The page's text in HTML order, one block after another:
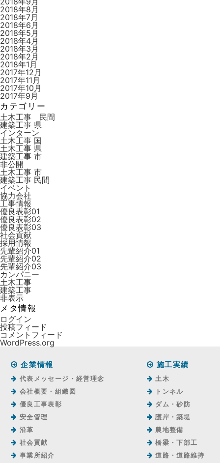
2018年8月
2018年7月
2018年6月
2018年5月
2018年4月
2018年3月
2018年2月
2018年1月
2017年12月
2017年11月
2017年10月
2017年9月
カテゴリー
土木工事 民間
建築工事 県
インターン
土木工事 国
土木工事 県
建築工事 市
非公開
土木工事 市
建築工事 ⺠間
イベント
協力会社
工事情報
優良表彰01
優良表彰02
優良表彰03
社会貢献
採用情報
先輩紹介01
先輩紹介02
先輩紹介03
カンパニー
土木工事
建築工事
非表示
メタ情報
ログイン
投稿フィード
コメントフィード
WordPress.org
企業情報
代表メッセージ・経営理念
会社概要・組織図
優良工事表彰
安全管理
沿革
社会貢献
事業所紹介
施工実績
土木
トンネル
ダム・砂防
護岸・築堤
農地整備
橋梁・下部工
道路・道路維持